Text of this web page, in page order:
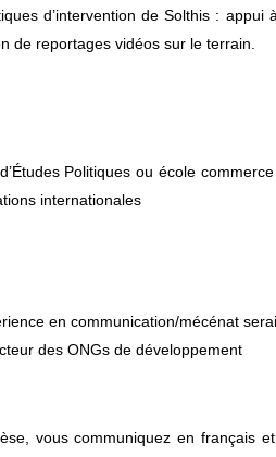
d’intervention de Solthis : appui
de reportages vidéos sur le terrain.
Politiques ou école
internationales
en communication/mécénat
des ONGs de développement
vous communiquez en français